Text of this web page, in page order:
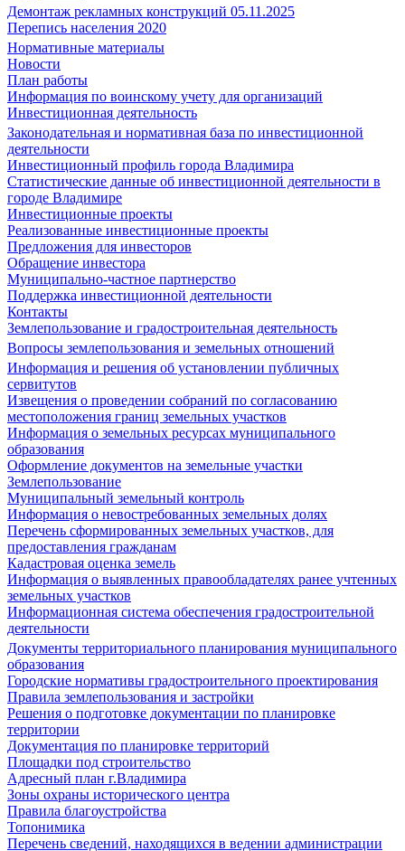
Демонтаж рекламных конструкций 05.11.2025
Перепись населения 2020
Нормативные материалы
Новости
План работы
Информация по воинскому учету для организаций
Инвестиционная деятельность
Законодательная и нормативная база по инвестиционной
деятельности
Инвестиционный профиль города Владимира
Статистические данные об инвестиционной деятельности в
городе Владимире
Инвестиционные проекты
Реализованные инвестиционные проекты
Предложения для инвесторов
Обращение инвестора
Муниципально-частное партнерство
Поддержка инвестиционной деятельности
Контакты
Землепользование и градостроительная деятельность
Вопросы землепользования и земельных отношений
Информация и решения об установлении публичных
сервитутов
Извещения о проведении собраний по согласованию
местоположения границ земельных участков
Информация о земельных ресурсах муниципального
образования
Оформление документов на земельные участки
Землепользование
Муниципальный земельный контроль
Информация о невостребованных земельных долях
Перечень сформированных земельных участков, для
предоставления гражданам
Кадастровая оценка земель
Информация о выявленных правообладателях ранее учтенных
земельных участков
Информационная система обеспечения градостроительной
деятельности
Документы территориального планирования муниципального
образования
Городские нормативы градостроительного проектирования
Правила землепользования и застройки
Решения о подготовке документации по планировке
территории
Документация по планировке территорий
Площадки под строительство
Адресный план г.Владимира
Зоны охраны исторического центра
Правила благоустройства
Топонимика
Перечень сведений, находящихся в ведении администрации